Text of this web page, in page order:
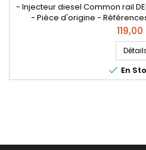
- Injecteur diesel Common rail
- Pièce d'origine -
EJBR05101D , EJBR05102D ,
166001137R , 8200421897 ,
, 8200421359 , 8200815416 ,
H8200421897 , 8200676774 ,
Renault
Prix
 En